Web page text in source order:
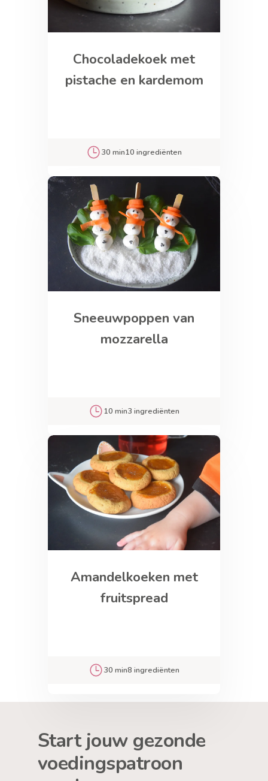
Chocoladekoek met
pistache en kardemom
30 min10 ingrediënten
Sneeuwpoppen van
mozzarella
10 min3 ingrediënten
Amandelkoeken met
fruitspread
30 min8 ingrediënten
Start jouw gezonde
voedingspatroon